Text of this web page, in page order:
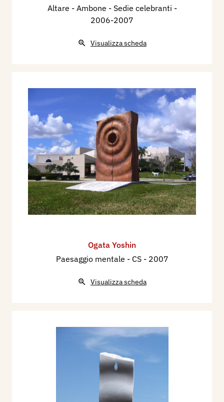
Altare - Ambone - Sedie celebranti -
2006-2007
Visualizza scheda
Ogata Yoshin
Paesaggio mentale - CS - 2007
Visualizza scheda